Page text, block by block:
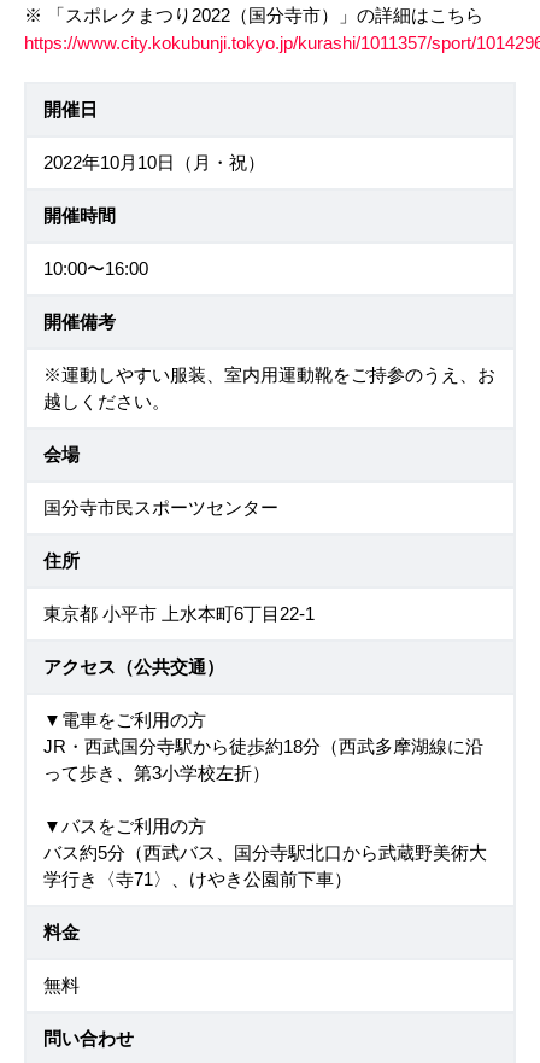
※ 「スポレクまつり2022（国分寺市）」の詳細はこちら
https://www.city.kokubunji.tokyo.jp/kurashi/1011357/sport/
開催日
2022年10月10日（月・祝）
開催時間
10:00〜16:00
開催備考
※運動しやすい服装、室内用運動靴をご持参のうえ、お
越しください。
会場
国分寺市民スポーツセンター
住所
東京都 小平市 上水本町6丁目22-1
アクセス（公共交通）
▼電車をご利用の方
JR・西武国分寺駅から徒歩約18分（西武多摩湖線に沿
って歩き、第3小学校左折）
▼バスをご利用の方
バス約5分（西武バス、国分寺駅北口から武蔵野美術大
学行き〈寺71〉、けやき公園前下車）
料金
無料
問い合わせ